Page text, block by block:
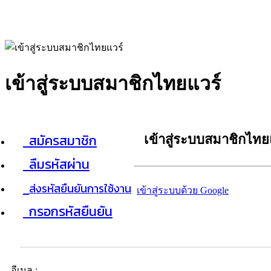
เข้าสู่ระบบสมาชิกไทยแวร์
สมัครสมาชิก
ลืมรหัสผ่าน
ส่งรหัสยืนยันการใช้งาน
กรอกรหัสยืนยัน
เข้าสู่ระบบสมาชิกไท
เข้าสู่ระบบด้วย Google